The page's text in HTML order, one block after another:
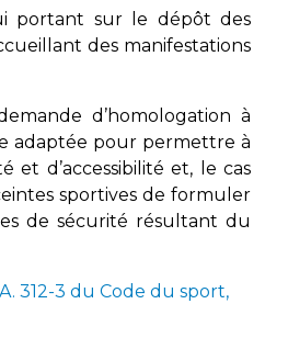
portant sur le dépôt des
des manifestations
d’homologation à
adaptée pour permettre à
et d’accessibilité et, le cas
sportives de formuler
de sécurité résultant du
312-3 du Code du sport,